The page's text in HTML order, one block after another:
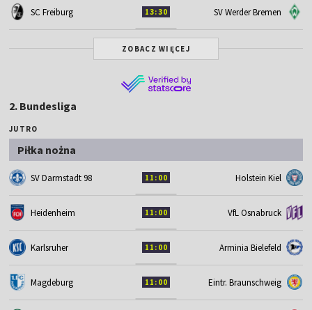
SC Freiburg 13:30 SV Werder Bremen
ZOBACZ WIĘCEJ
2. Bundesliga
JUTRO
Piłka nożna
SV Darmstadt 98 11:00 Holstein Kiel
Heidenheim 11:00 VfL Osnabruck
Karlsruher 11:00 Arminia Bielefeld
Magdeburg 11:00 Eintr. Braunschweig